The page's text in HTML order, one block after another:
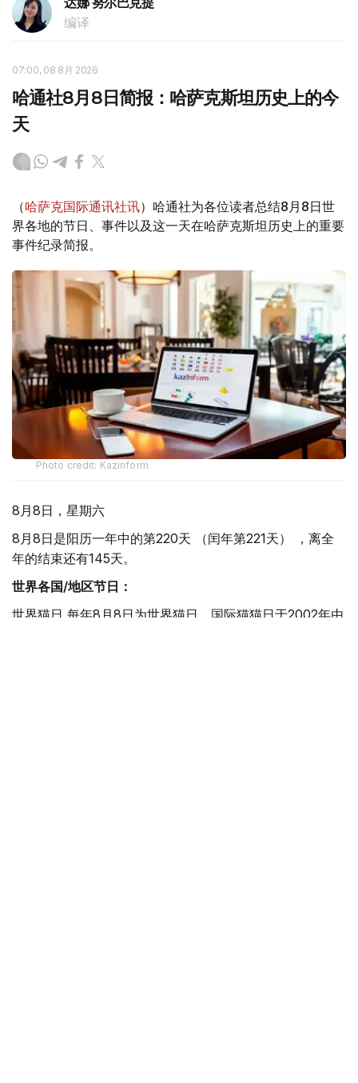
达娜 努尔巴克提
编译
07:00, 08 8月 2026
哈通社8月8日简报：哈萨克斯坦历史上的今
天
（哈萨克国际通讯社讯）哈通社为各位读者总结8月8日世
界各地的节日、事件以及这一天在哈萨克斯坦历史上的重要
事件纪录简报。
Photo credit: Kazinform
8月8日，星期六
8月8日是阳历一年中的第220天 （闰年第221天） ，离全
年的结束还有145天。
世界各国/地区节日：
世界猫日 每年8月8日为世界猫日。国际猫猫日于2002年由